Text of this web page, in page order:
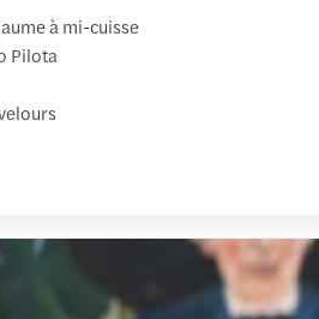
à mi-cuisse
Pilota